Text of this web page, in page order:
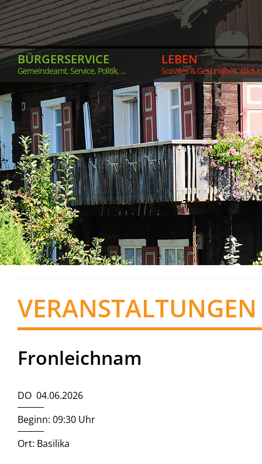
BÜRGERSERVICE
Gemeindeamt, Service, Politik, ...
LEBEN
Soziales & Gesundheit,
VERANSTALTUNGEN
Fronleichnam
DO 04.06.2026
Beginn: 09:30 Uhr
Ort: Basilika